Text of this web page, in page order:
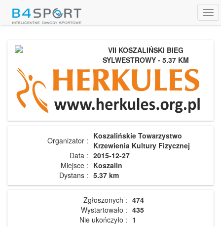
VII KOSZALIŃSKI BIEG
SYLWESTROWY - 5.37 KM
Organizator : Koszalińskie Towarzystwo
Krzewienia Kultury Fizycznej
Data : 2015-12-27
Miejsce : Koszalin
Dystans : 5.37 km
Zgłoszonych : 474
Wystartowało : 435
Nie ukończyło : 1